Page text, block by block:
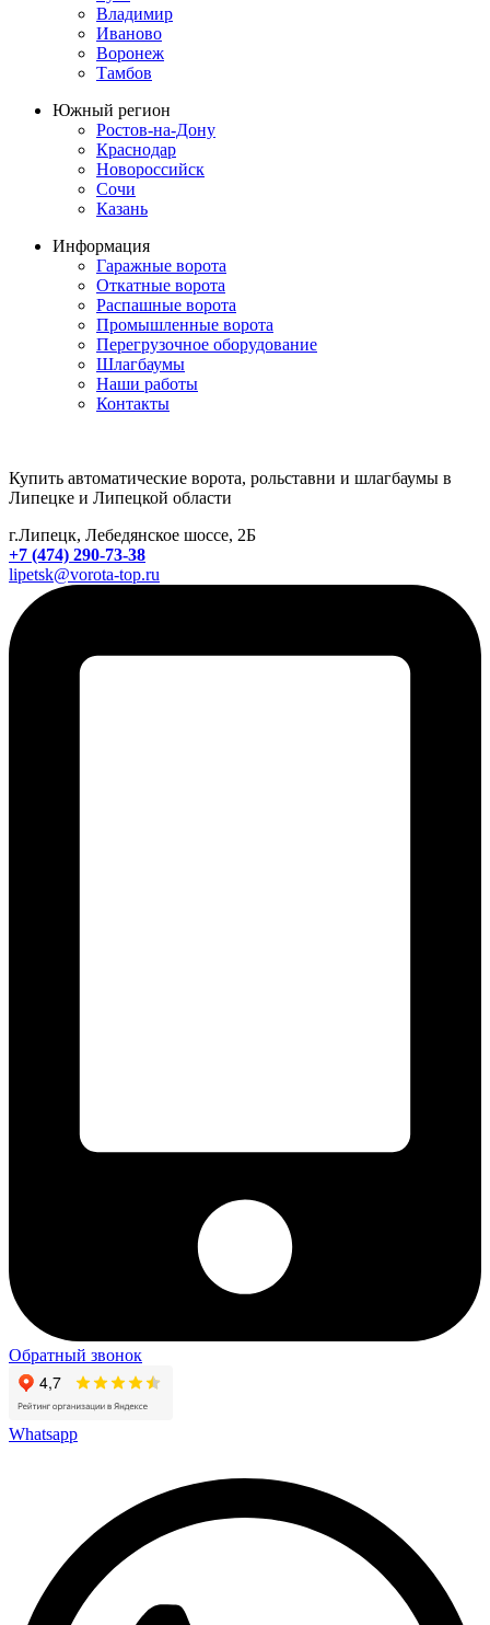
Владимир
Иваново
Воронеж
Тамбов
Южный регион
Ростов-на-Дону
Краснодар
Новороссийск
Сочи
Казань
Информация
Гаражные ворота
Откатные ворота
Распашные ворота
Промышленные ворота
Перегрузочное оборудование
Шлагбаумы
Наши работы
Контакты
Купить автоматические ворота, рольставни и шлагбаумы в
Липецке и Липецкой области
г.Липецк, Лебедянское шоссе, 2Б
+7 (474) 290-73-38
lipetsk@vorota-top.ru
Обратный звонок
Whatsapp